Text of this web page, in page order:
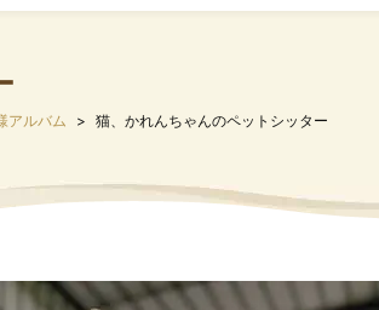
アルバム 猫、かれんちゃんのペットシッター